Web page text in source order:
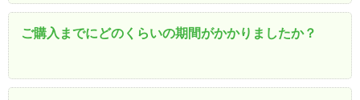
ご購入までにどのくらいの期間がかかりましたか？